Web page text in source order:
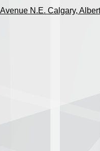
N.E. Calgary,